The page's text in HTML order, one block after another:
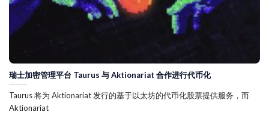
瑞士加密管理平台 Taurus 与 Aktionariat 合作进行代币化
Taurus 将为 Aktionariat 发行的基于以太坊的代币化股票提供服务，而
Aktionariat